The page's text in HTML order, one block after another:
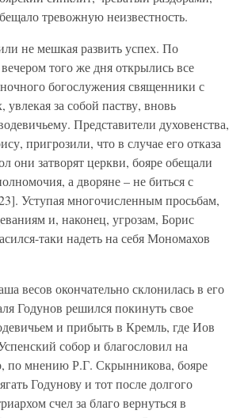
тревожную неизвестность.
не мешкая развить успех. По
того же дня открылись все
богослужения священники с
увлекая за собой паству, вновь
Представители духовенства,
пригрозили, что в случае его отказа
они затворят церкви, бояре обещали
а дворяне – не биться с
Уступая многочисленным просьбам,
и, наконец, угрозам, Борис
таки надеть на себя Мономахов
весов окончательно склонилась в его
Годунов решился покинуть свое
и прибыть в Кремль, где Иов
собор и благословил на
по мнению Р.Г. Скрынникова, бояре
Годунову и тот после долгого
счел за благо вернуться в